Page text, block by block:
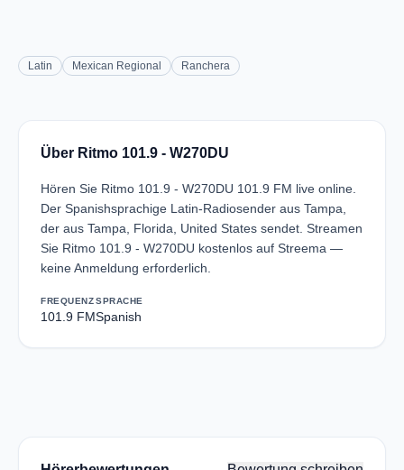
Latin Mexican Regional Ranchera
Über Ritmo 101.9 - W270DU
Hören Sie Ritmo 101.9 - W270DU 101.9 FM live online.
Der Spanishsprachige Latin-Radiosender aus Tampa,
der aus Tampa, Florida, United States sendet. Streamen
Sie Ritmo 101.9 - W270DU kostenlos auf Streema —
keine Anmeldung erforderlich.
FREQUENZ
101.9 FM
SPRACHE
Spanish